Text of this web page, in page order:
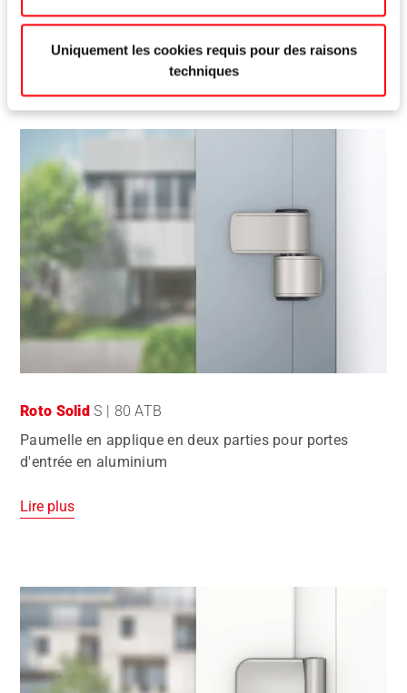
Uniquement les cookies requis pour des raisons
techniques
Lire plus
Roto Solid S | 80 ATB
Paumelle en applique en deux parties pour portes
d'entrée en aluminium
Lire plus